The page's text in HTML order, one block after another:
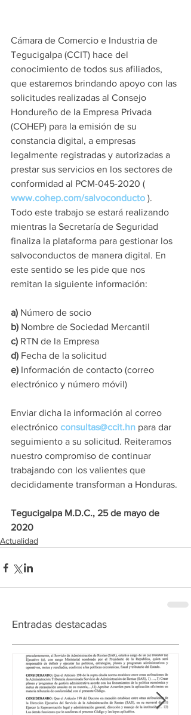
Cámara de Comercio e Industria de
Tegucigalpa (CCIT) hace del
conocimiento de todos sus afiliados,
que estaremos brindando apoyo con las
solicitudes realizadas al Consejo
Hondureño de la Empresa Privada
(COHEP) para la emisión de su
constancia digital, a empresas
legalmente registradas y autorizadas a
prestar sus servicios en los sectores de
conformidad al PCM-045-2020 (
www.cohep.com/salvoconducto ).
Todo este trabajo se estará realizando
mientras la Secretaría de Seguridad
finaliza la plataforma para gestionar los
salvoconductos de manera digital. En
este sentido se les pide que nos
remitan la siguiente información:
a) Número de socio
b) Nombre de Sociedad Mercantil
c) RTN de la Empresa
d) Fecha de la solicitud
e) Información de contacto (correo
electrónico y número móvil)
Enviar dicha la información al correo
electrónico consultas@ccit.hn para dar
seguimiento a su solicitud. Reiteramos
nuestro compromiso de continuar
trabajando con los valientes que
decididamente transforman a Honduras.
Tegucigalpa M.D.C., 25 de mayo de
2020
Actualidad
Entradas destacadas